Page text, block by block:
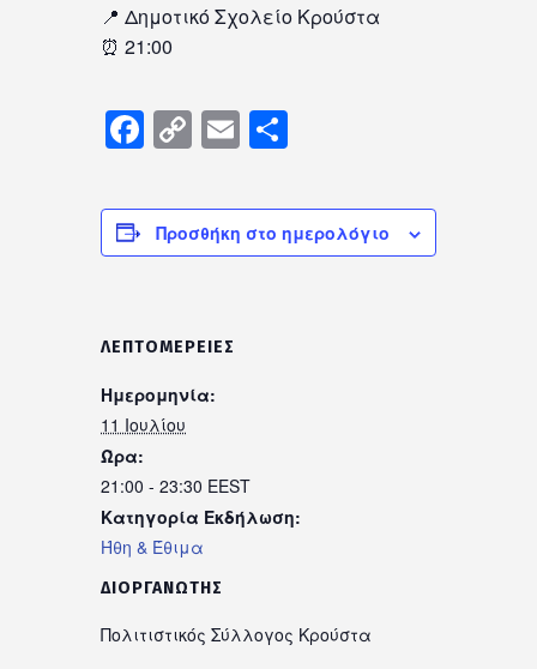
📍 Δημοτικό Σχολείο Κρούστα
⏰ 21:00
Facebook
Copy
Link
Email
Προσθήκη στο ημερολόγιο
ΛΕΠΤΟΜΈΡΕΙΕΣ
Ημερομηνία:
11 Ιουλίου
Ώρα:
21:00 - 23:30 EEST
Κατηγορία Εκδήλωση:
Ήθη & Έθιμα
ΔΙΟΡΓΑΝΩΤΉΣ
Πολιτιστικός Σύλλογος Κρούστα